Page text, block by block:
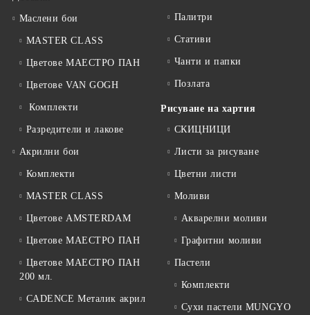
Маслени бои
MASTER CLASS
Цветове МАЕСТРО ПАН
Цветове VAN GOGH
Комплекти
Разредители и лакове
Акрилни бои
Комплекти
MASTER CLASS
Цветове AMSTERDAM
Цветове МАЕСТРО ПАН
Цветове МАЕСТРО ПАН
200 мл.
CADENCE Металик акрил
Палитри
Стативи
Чанти и папки
Позлата
Рисуване на хартия
СКИЦНИЦИ
Листи за рисуване
Цветни листи
Моливи
Акварелни моливи
Графитни моливи
Пастели
Комплекти
Сухи пастели MUNGYO